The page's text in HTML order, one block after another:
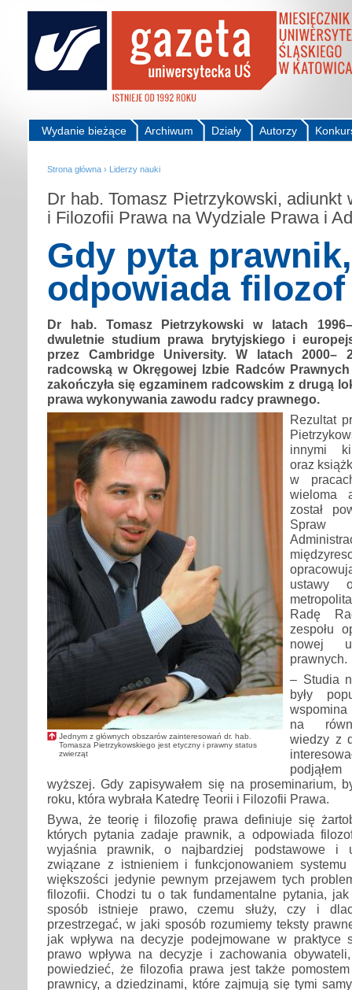
Autorzy
Działy
Archiwum
Wydanie bieżące
Strona główna › Liderzy nauki
Dr hab. Tomasz Pietrzykowski, adiunkt
i Filozofii Prawa na Wydziale Prawa i
Gdy pyta
odpowiada filozof
Dr hab. Tomasz Pietrzykowski w latach
dwuletnie studium prawa brytyjskiego i
przez Cambridge University. W latach 2000–
radcowską w Okręgowej Izbie Radców
zakończyła się egzaminem radcowskim z drugą
prawa wykonywania zawodu radcy prawnego.
Jednym z głównych obszarów zainteresowań dr. hab.
Tomasza Pietrzykowskiego jest etyczny i prawny status
zwierząt
Rezultat
innymi
oraz
w
wieloma
został
Spraw
ustawy
Radę
zespołu
nowej
prawnych.
– Studia
były
wspomina
na
wiedzy z
wyższej. Gdy zapisywałem się na proseminarium,
roku, która wybrała Katedrę Teorii i Filozofii Prawa.
Bywa, że teorię i filozofię prawa definiuje się
których pytania zadaje prawnik, a odpowiada
wyjaśnia prawnik, o najbardziej podstawowe i
związane z istnieniem i funkcjonowaniem
większości jedynie pewnym przejawem tych
filozofii. Chodzi tu o tak fundamentalne pytania,
sposób istnieje prawo, czemu służy, czy i
przestrzegać, w jaki sposób rozumiemy teksty
jak wpływa na decyzje podejmowane w praktyce
prawo wpływa na decyzje i zachowania
powiedzieć, że filozofia prawa jest także
prawnicy, a dziedzinami, które zajmują się tymi